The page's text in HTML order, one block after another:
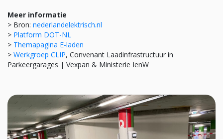
Meer informatie
> Bron: nederlandelektrisch.nl
> Platform DOT-NL
> Themapagina E-laden
> Werkgroep CLIP, Convenant Laadinfrastructuur in
Parkeergarages | Vexpan & Ministerie IenW